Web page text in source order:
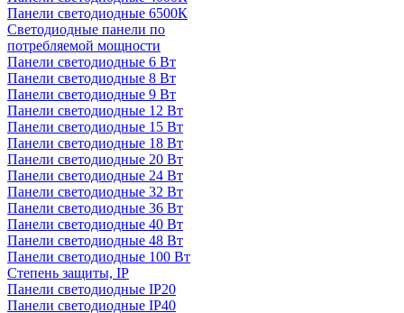
Панели светодиодные 6500К
Светодиодные панели по
потребляемой мощности
Панели светодиодные 6 Вт
Панели светодиодные 8 Вт
Панели светодиодные 9 Вт
Панели светодиодные 12 Вт
Панели светодиодные 15 Вт
Панели светодиодные 18 Вт
Панели светодиодные 20 Вт
Панели светодиодные 24 Вт
Панели светодиодные 32 Вт
Панели светодиодные 36 Вт
Панели светодиодные 40 Вт
Панели светодиодные 48 Вт
Панели светодиодные 100 Вт
Степень защиты, IP
Панели светодиодные IP20
Панели светодиодные IP40